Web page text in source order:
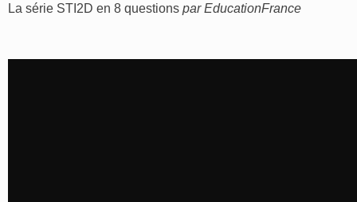
La série STI2D en 8 questions parEducationFrance